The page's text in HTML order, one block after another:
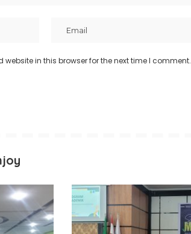
website in this browser for the next time I comment.